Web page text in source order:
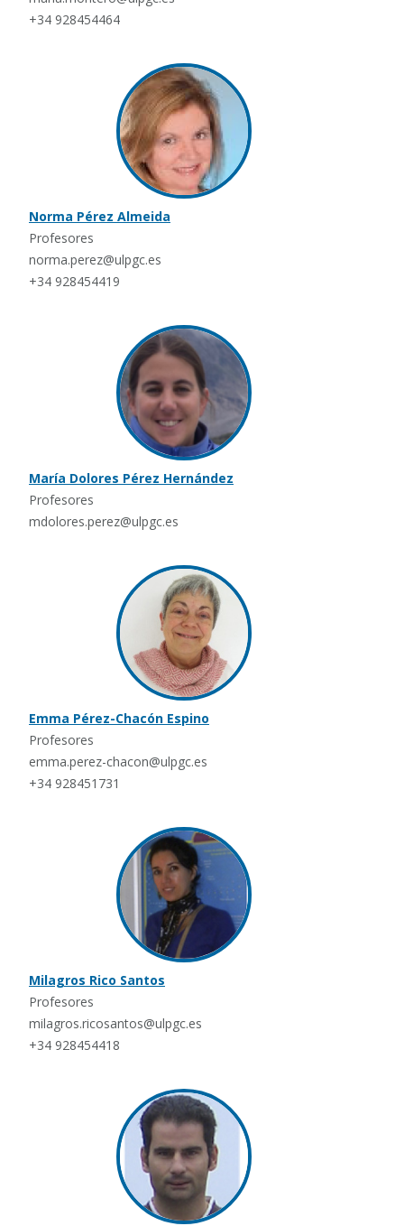
+34 928454464
Norma Pérez Almeida
Profesores
norma.perez@ulpgc.es
+34 928454419
María Dolores Pérez Hernández
Profesores
mdolores.perez@ulpgc.es
Emma Pérez-Chacón Espino
Profesores
emma.perez-chacon@ulpgc.es
+34 928451731
Milagros Rico Santos
Profesores
milagros.ricosantos@ulpgc.es
+34 928454418